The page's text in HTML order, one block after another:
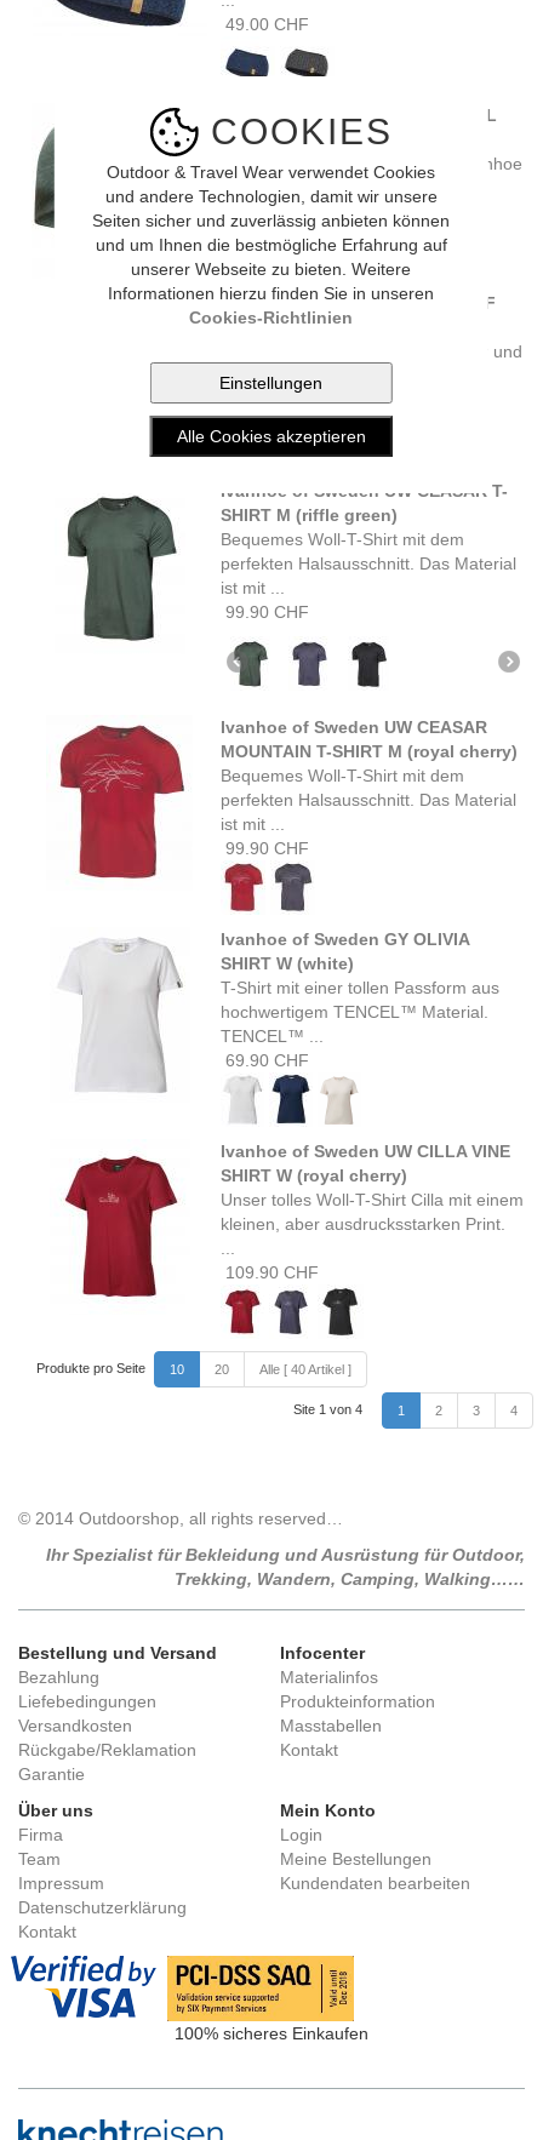
COOKIES
Outdoor & Travel Wear verwendet Cookies
und andere Technologien, damit wir unsere
Seiten sicher und zuverlässig anbieten können
und um Ihnen die bestmögliche Erfahrung auf
unserer Webseite zu bieten. Weitere
Informationen hierzu finden Sie in unseren
Cookies-Richtlinien
49.00 CHF
Ivanhoe of Sweden UNDERWOOL
HEADBAND (riffle green)
Das Underwool Headband von Ivanhoe
of Sweden ist super leicht ...
39.00 CHF
Ivanhoe of Sweden ELSIE SCARF
(beige)
Ivanhoe Elsa Scarf ist eine weicher und
wunderschön gemusterter Schal ...
69.90 CHF
Ivanhoe of Sweden UW CEASAR T-
SHIRT M (riffle green)
Bequemes Woll-T-Shirt mit dem
perfekten Halsausschnitt. Das Material
ist mit ...
99.90 CHF
Ivanhoe of Sweden UW CEASAR
MOUNTAIN T-SHIRT M (royal cherry)
Bequemes Woll-T-Shirt mit dem
perfekten Halsausschnitt. Das Material
ist mit ...
99.90 CHF
Ivanhoe of Sweden GY OLIVIA
SHIRT W (white)
T-Shirt mit einer tollen Passform aus
hochwertigem TENCEL™ Material.
TENCEL™ ...
69.90 CHF
Ivanhoe of Sweden UW CILLA VINE
SHIRT W (royal cherry)
Unser tolles Woll-T-Shirt Cilla mit einem
kleinen, aber ausdrucksstarken Print.
109.90 CHF
Produkte pro Seite 10 20 Alle [ 40 Artikel ]
Site 1 von 4 1 2 3 4
© 2014 Outdoorshop, all rights reserved…
Ihr Spezialist für Bekleidung und Ausrüstung für Outdoor,
Trekking, Wandern, Camping, Walking……
Bestellung und Versand
Bezahlung
Liefebedingungen
Versandkosten
Rückgabe/Reklamation
Garantie
Infocenter
Materialinfos
Produkteinformation
Masstabellen
Kontakt
Über uns
Firma
Team
Impressum
Datenschutzerklärung
Kontakt
Mein Konto
Login
Meine Bestellungen
Kundendaten bearbeiten
100% sicheres Einkaufen